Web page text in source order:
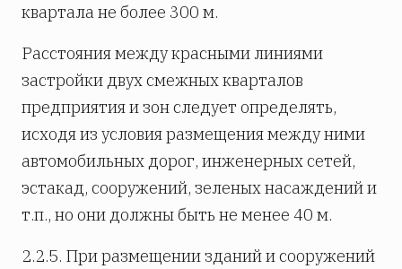
квартала не более 300 м.
Расстояния между красными линиями
застройки двух смежных кварталов
предприятия и зон следует определять,
исходя из условия размещения между ними
автомобильных дорог, инженерных сетей,
эстакад, сооружений, зеленых насаждений и
т.п., но они должны быть не менее 40 м.
2.2.5. При размещении зданий и сооружений